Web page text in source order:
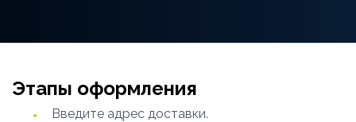
Этапы оформления
Введите адрес доставки.